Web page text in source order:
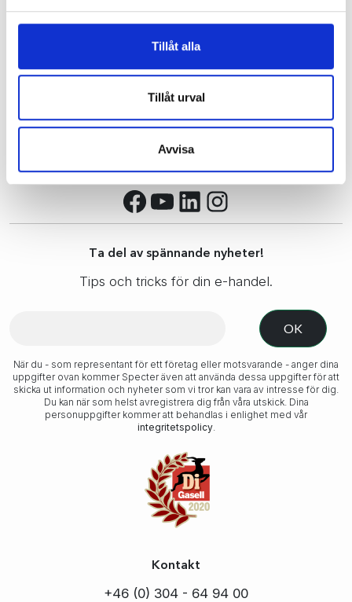
Tillåt alla
Tillåt urval
Avvisa
Facebook
YouTube
LinkedIn
Instagram
Ta del av spännande nyheter!
Tips och tricks för din e-handel.
När du - som representant för ett företag eller motsvarande - anger dina
uppgifter ovan kommer Specter även att använda dessa uppgifter för att
skicka ut information och nyheter som vi tror kan vara av intresse för dig.
Du kan när som helst avregistrera dig från våra utskick. Dina
personuppgifter kommer att behandlas i enlighet med vår
integritetspolicy.
Kontakt
+46 (0) 304 - 64 94 00